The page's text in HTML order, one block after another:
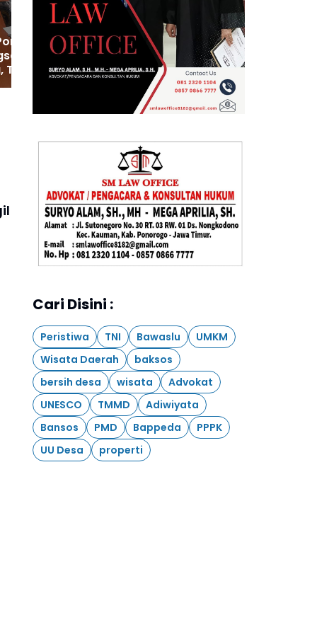
Ikuti Doa
Lintas
Teguhkan
Persatuan
Cari Disini :
Peristiwa TNI Bawaslu
UMKM
Wisata Daerah
baksos
bersih desa
wisata
Advokat
UNESCO
TMMD
Adiwiyata
Bansos
PMD Bappeda
PPPK
UU Desa
properti